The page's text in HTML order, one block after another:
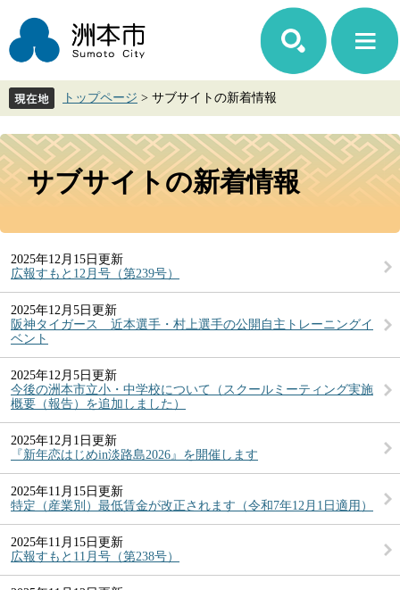
ジ
先
す。
ュ
を
し
て
トップページ > サブサイトの新着情報
本
文
サブサイトの新着情報
2025年12月15日更新
広報すもと12月号（第239号）
2025年12月5日更新
阪神タイガース 近本選手・村上選手の公開自主トレーニングイ
ベント
2025年12月5日更新
今後の洲本市立小・中学校について（スクールミーティング実施
概要（報告）を追加しました）
2025年12月1日更新
『新年恋はじめin淡路島2026』を開催します
2025年11月15日更新
特定（産業別）最低賃金が改正されます（令和7年12月1日適用）
2025年11月15日更新
広報すもと11月号（第238号）